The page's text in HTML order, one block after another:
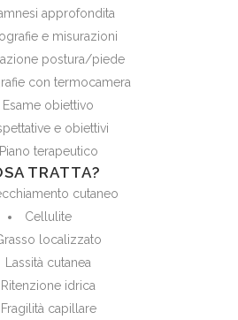
approfondita
e misurazioni
postura/piede
con termocamera
Esame obiettivo
e obiettivi
Piano terapeutico
TRATTA?
cutaneo
Cellulite
localizzato
Lassità cutanea
Ritenzione idrica
Fragilità capillare